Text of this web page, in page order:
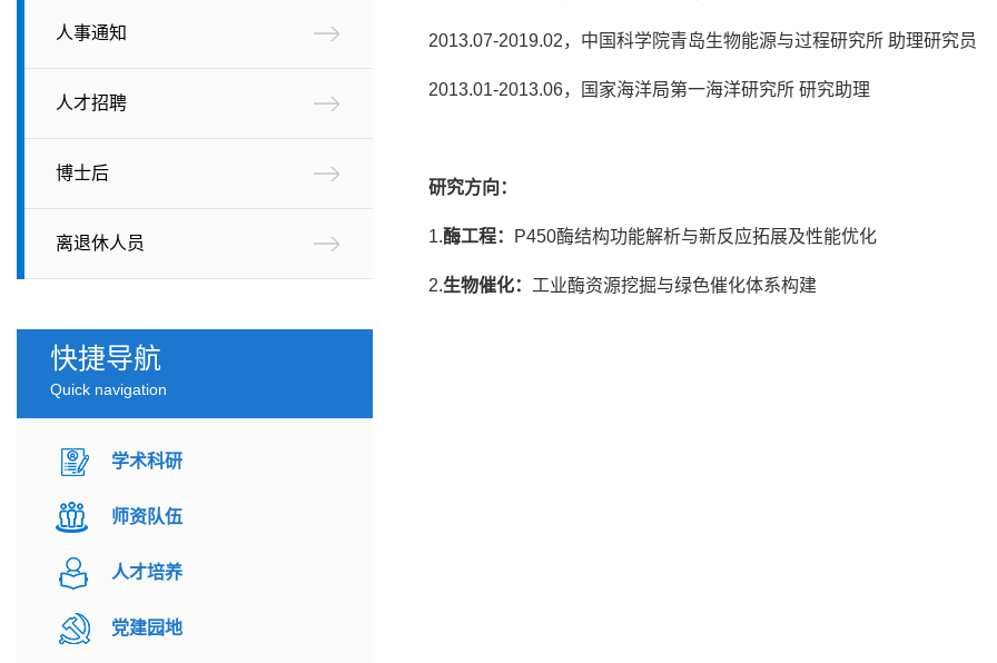
人事通知
人才招聘
博士后
离退休人员
快捷导航
Quick navigation
学术科研
师资队伍
人才培养
党建园地
2013.07-2019.02，中国科学院青岛生物能源与过程研究所 助理研究员
2013.01-2013.06，国家海洋局第一海洋研究所 研究助理
研究方向：
1.酶工程： P450酶结构功能解析与新反应拓展及性能优化
2.生物催化： 工业酶资源挖掘与绿色催化体系构建